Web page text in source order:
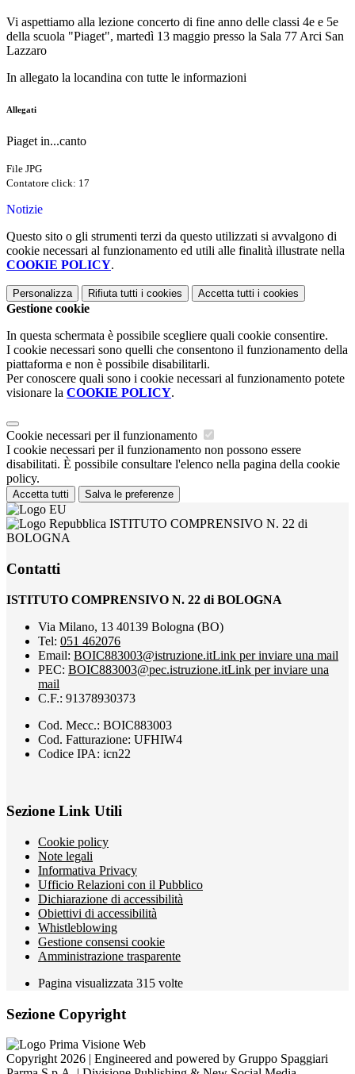
Vi aspettiamo alla lezione concerto di fine anno delle classi 4e e 5e
della scuola "Piaget", martedì 13 maggio presso la Sala 77 Arci San
Lazzaro
In allegato la locandina con tutte le informazioni
Allegati
Piaget in...canto
File JPG
Contatore click: 17
Notizie
Questo sito o gli strumenti terzi da questo utilizzati si avvalgono di
cookie necessari al funzionamento ed utili alle finalità illustrate nella
COOKIE POLICY.
Personalizza Rifiuta tutti i cookies Accetta tutti i cookies
Gestione cookie
In questa schermata è possibile scegliere quali cookie consentire.
I cookie necessari sono quelli che consentono il funzionamento della
piattaforma e non è possibile disabilitarli.
Per conoscere quali sono i cookie necessari al funzionamento potete
visionare la COOKIE POLICY.
Cookie necessari per il funzionamento
I cookie necessari per il funzionamento non possono essere
disabilitati. È possibile consultare l'elenco nella pagina della cookie
policy.
Accetta tutti Salva le preferenze
ISTITUTO COMPRENSIVO N. 22 di
BOLOGNA
Contatti
ISTITUTO COMPRENSIVO N. 22 di BOLOGNA
Via Milano, 13 40139 Bologna (BO)
Tel: 051 462076
Email: BOIC883003@istruzione.itLink per inviare una mail
PEC: BOIC883003@pec.istruzione.itLink per inviare una
mail
C.F.: 91378930373
Cod. Mecc.: BOIC883003
Cod. Fatturazione: UFHIW4
Codice IPA: icn22
Sezione Link Utili
Cookie policy
Note legali
Informativa Privacy
Ufficio Relazioni con il Pubblico
Dichiarazione di accessibilità
Obiettivi di accessibilità
Whistleblowing
Gestione consensi cookie
Amministrazione trasparente
Pagina visualizzata 315 volte
Sezione Copyright
Copyright 2026 | Engineered and powered by Gruppo Spaggiari